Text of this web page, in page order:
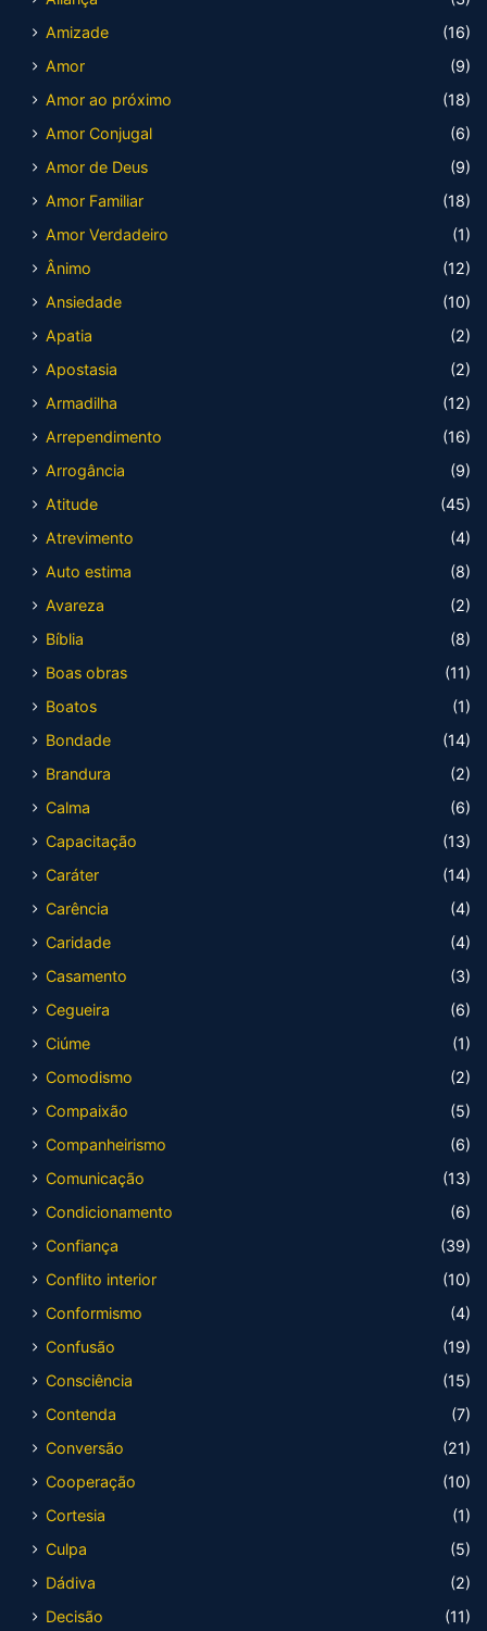
Amizade
(16)
Amor
(9)
Amor ao próximo
(18)
Amor Conjugal
(6)
Amor de Deus
(9)
Amor Familiar
(18)
Amor Verdadeiro
(1)
Ânimo
(12)
Ansiedade
(10)
Apatia
(2)
Apostasia
(2)
Armadilha
(12)
Arrependimento
(16)
Arrogância
(9)
Atitude
(45)
Atrevimento
(4)
Auto estima
(8)
Avareza
(2)
Bíblia
(8)
Boas obras
(11)
Boatos
(1)
Bondade
(14)
Brandura
(2)
Calma
(6)
Capacitação
(13)
Caráter
(14)
Carência
(4)
Caridade
(4)
Casamento
(3)
Cegueira
(6)
Ciúme
(1)
Comodismo
(2)
Compaixão
(5)
Companheirismo
(6)
Comunicação
(13)
Condicionamento
(6)
Confiança
(39)
Conflito interior
(10)
Conformismo
(4)
Confusão
(19)
Consciência
(15)
Contenda
(7)
Conversão
(21)
Cooperação
(10)
Cortesia
(1)
Culpa
(5)
Dádiva
(2)
Decisão
(11)